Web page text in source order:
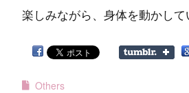
楽しみながら、身体を動かし
Others